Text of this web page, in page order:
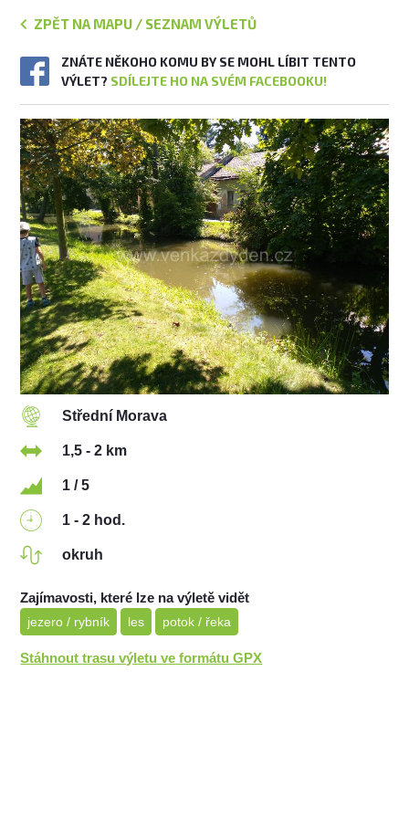
ZPĚT NA MAPU / SEZNAM VÝLETŮ
ZNÁTE NĚKOHO KOMU BY SE MOHL LÍBIT TENTO
VÝLET? SDÍLEJTE HO NA SVÉM FACEBOOKU!
Střední Morava
1,5 - 2 km
1 / 5
1 - 2 hod.
okruh
Zajímavosti, které lze na výletě vidět
jezero / rybník les potok / řeka
Stáhnout trasu výletu ve formátu GPX